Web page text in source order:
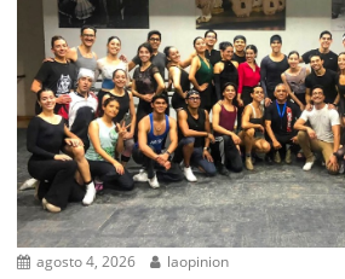
agosto 4, 2026 laopinion